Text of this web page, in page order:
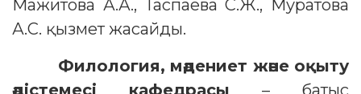
Мажитова А.А., Таспаева С.Ж., Муратова
А.С. қызмет жасайды.
Филология, мәдениет және оқыту
әдістемесі кафедрасы – батыс